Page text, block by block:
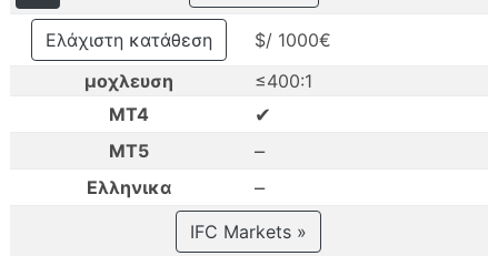
Ελάχιστη κατάθεση
$/ 1000€
μοχλευση
≤400:1
MT4
✔
MT5 –
Ελληνικα –
IFC Markets »